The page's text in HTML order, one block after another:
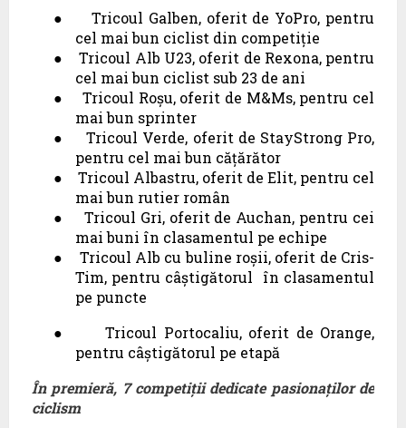
●
Tricoul Galben, oferit de YoPro, pentru
cel mai bun ciclist din competiție
●
Tricoul Alb U23, oferit de Rexona, pentru
cel mai bun ciclist sub 23 de ani
●
Tricoul Roșu, oferit de M&Ms, pentru cel
mai bun sprinter
●
Tricoul Verde, oferit de StayStrong Pro,
pentru cel mai bun cățărător
●
Tricoul Albastru, oferit de Elit, pentru cel
mai bun rutier român
●
Tricoul Gri, oferit de Auchan, pentru cei
mai buni în clasamentul pe echipe
●
Tricoul Alb cu buline roșii, oferit de Cris-
Tim, pentru câștigătorul
în clasamentul
pe puncte
●
Tricoul Portocaliu, oferit de Orange,
pentru câștigătorul pe etapă
În premieră, 7 competiții dedicate pasionaților de
ciclism